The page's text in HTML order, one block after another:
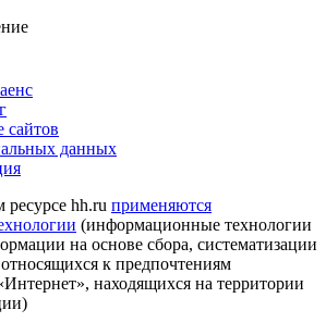
сайтов
данных
hh.ru применяются
(информационные технологии
на основе сбора, систематизации
к предпочтениям
находящихся на территории